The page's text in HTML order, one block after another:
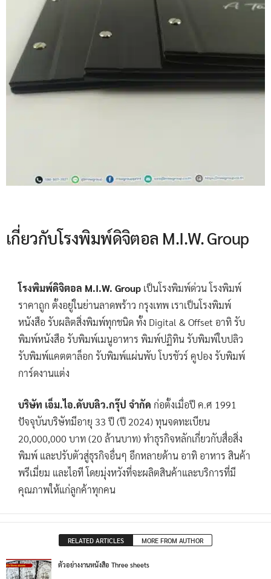
เกี่ยวกับโรงพิมพ์ดิจิตอล M.I.W. Group
โรงพิมพ์ดิจิตอล M.I.W. Group เป็นโรงพิมพ์ด่วน โรงพิมพ์
ราคาถูก ตั้งอยู่ในย่านลาดพร้าว กรุงเทพ เราเป็นโรงพิมพ์
หนังสือ รับผลิตสิ่งพิมพ์ทุกชนิด ทั้ง Digital & Offset อาทิ รับ
พิมพ์หนังสือ รับพิมพ์เมนูอาหาร พิมพ์ปฏิทิน รับพิมพ์ใบปลิว
รับพิมพ์แคตตาล็อก รับพิมพ์แผ่นพับ โบรชัวร์ คูปอง รับพิมพ์
การ์ดงานแต่ง
บริษัท เอ็ม.ไอ.ดับบลิว.กรุ๊ป จำกัด ก่อตั้งเมื่อปี ค.ศ 1991
ปัจจุบันบริษัทมีอายุ 33 ปี (ปี 2024) ทุนจดทะเบียน
20,000,000 บาท (20 ล้านบาท) ทำธุรกิจหลักเกี่ยวกับสื่อสิ่ง
พิมพ์ และปรับตัวสู่ธุรกิจอื่นๆ อีกหลายด้าน อาทิ อาหาร สินค้า
พรีเมี่ยม และไอที โดยมุ่งหวังที่จะผลิตสินค้าและบริการที่มี
คุณภาพให้แก่ลูกค้าทุกคน
RELATED ARTICLES MORE FROM AUTHOR
ตัวอย่างงานหนังสือ Three sheets